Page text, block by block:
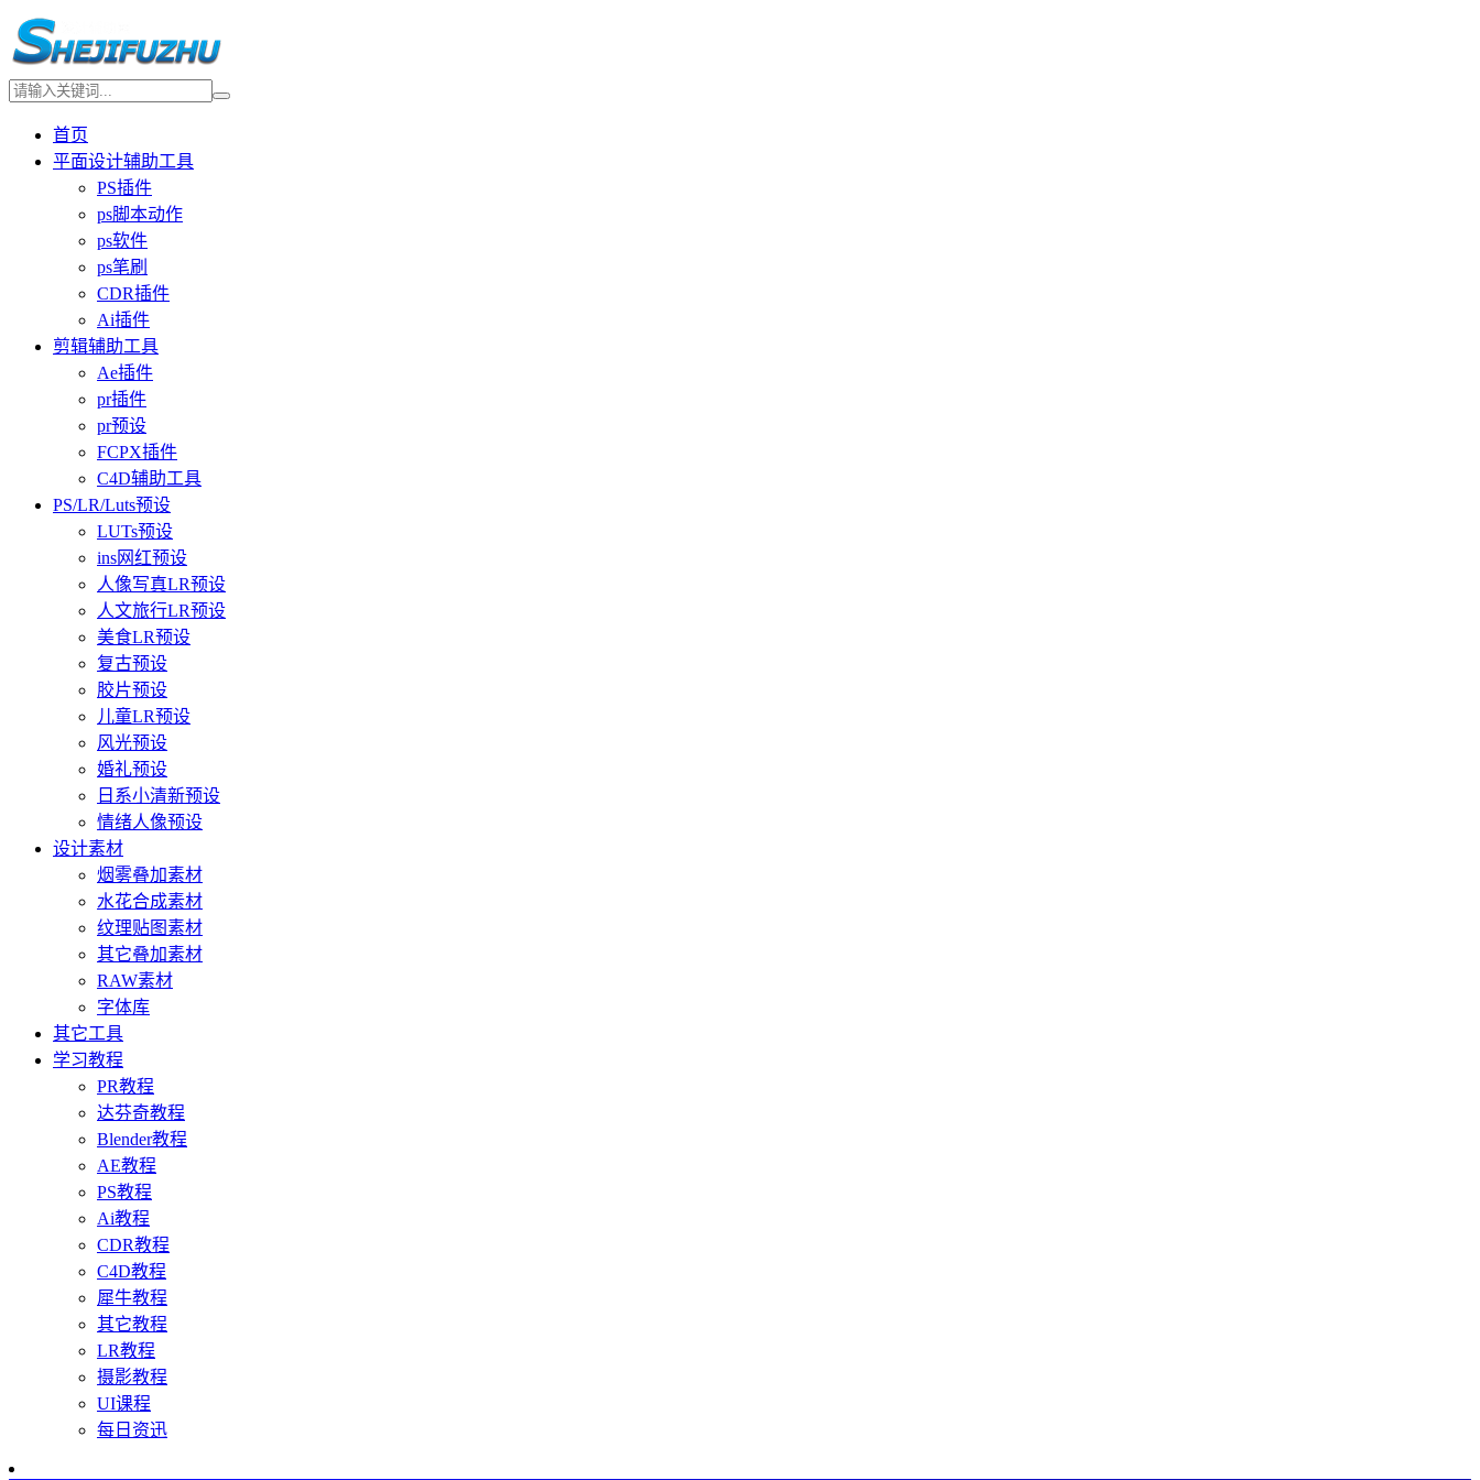
首页
平面设计辅助工具
PS插件
ps脚本动作
ps软件
ps笔刷
CDR插件
Ai插件
剪辑辅助工具
Ae插件
pr插件
pr预设
FCPX插件
C4D辅助工具
PS/LR/Luts预设
LUTs预设
ins网红预设
人像写真LR预设
人文旅行LR预设
美食LR预设
复古预设
胶片预设
儿童LR预设
风光预设
婚礼预设
日系小清新预设
情绪人像预设
设计素材
烟雾叠加素材
水花合成素材
纹理贴图素材
其它叠加素材
RAW素材
字体库
其它工具
学习教程
PR教程
达芬奇教程
Blender教程
AE教程
PS教程
Ai教程
CDR教程
C4D教程
犀牛教程
其它教程
LR教程
摄影教程
UI课程
每日资迅